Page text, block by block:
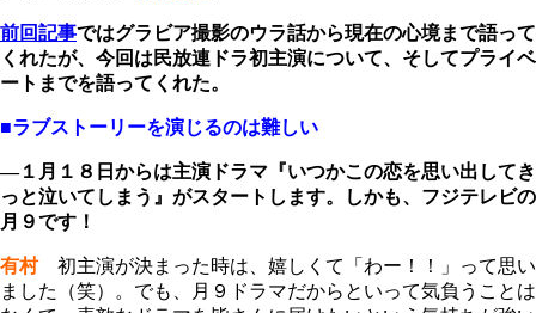
前回記事ではグラビア撮影のウラ話から現在の心境まで語って
くれたが、今回は 民放連ドラ初主演について、そしてプライベ
ートまでを語ってくれた。
■ラブストーリーを演じるのは難しい
―１月１８日からは主演ドラマ『いつかこの恋を思い出してき
っと泣いてしまう』がスタートします。しかも、フジテレビの
月９です！
有村初主演が決まった時は、嬉しくて「わー！！」って思い
ました（笑）。でも、月９ドラマだからといって気負うことは